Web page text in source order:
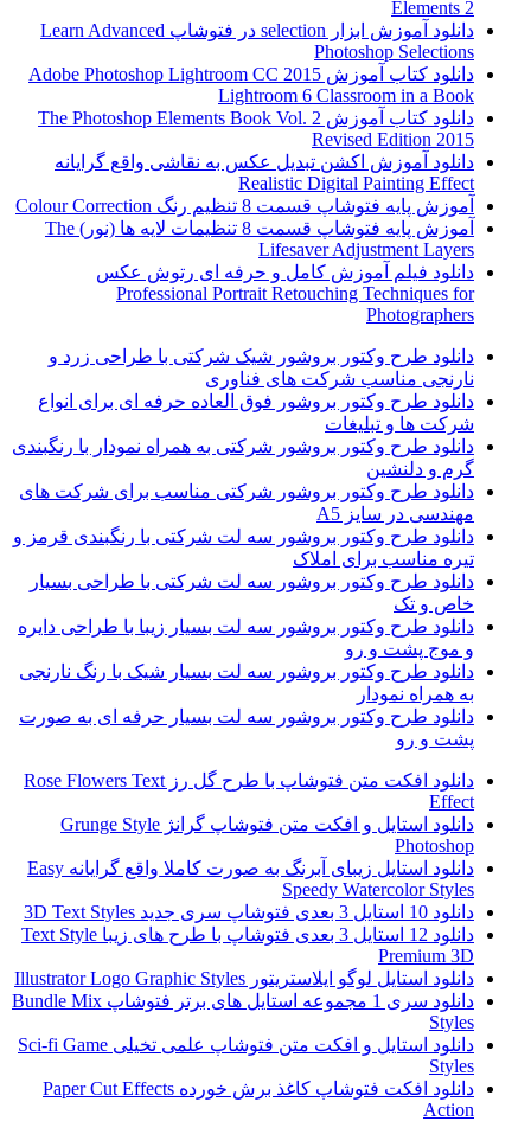
Elements 2
دانلود آموزش ابزار selection در فتوشاپ Learn Advanced
Photoshop Selections
دانلود کتاب آموزش Adobe Photoshop Lightroom CC 2015
Lightroom 6 Classroom in a Book
دانلود کتاب آموزش The Photoshop Elements Book Vol. 2
Revised Edition 2015
دانلود آموزش اکشن تبدیل عکس به نقاشی واقع گرایانه
Realistic Digital Painting Effect
آموزش پایه فتوشاپ قسمت 8 تنظیم رنگ Colour Correction
آموزش پایه فتوشاپ قسمت 8 تنظیمات لایه ها (نور) The
Lifesaver Adjustment Layers
دانلود فیلم آموزش کامل و حرفه ای رتوش عکس
Professional Portrait Retouching Techniques for
Photographers
دانلود طرح وکتور بروشور شیک شرکتی با طراحی زرد و
نارنجی مناسب شرکت های فناوری
دانلود طرح وکتور بروشور فوق العاده حرفه ای برای انواع
شرکت ها و تبلیغات
دانلود طرح وکتور بروشور شرکتی به همراه نمودار با رنگبندی
گرم و دلنشین
دانلود طرح وکتور بروشور شرکتی مناسب برای شرکت های
مهندسی در سایز A5
دانلود طرح وکتور بروشور سه لت شرکتی با رنگبندی قرمز و
تیره مناسب برای املاک
دانلود طرح وکتور بروشور سه لت شرکتی با طراحی بسیار
خاص و تک
دانلود طرح وکتور بروشور سه لت بسیار زیبا با طراحی دایره
و موج پشت و رو
دانلود طرح وکتور بروشور سه لت بسیار شیک با رنگ نارنجی
به همراه نمودار
دانلود طرح وکتور بروشور سه لت بسیار حرفه ای به صورت
پشت و رو
دانلود افکت متن فتوشاپ با طرح گل رز Rose Flowers Text
Effect
دانلود استایل و افکت متن فتوشاپ گرانژ Grunge Style
Photoshop
دانلود استایل زیبای آبرنگ به صورت کاملا واقع گرایانه Easy
Speedy Watercolor Styles
دانلود 10 استایل 3 بعدی فتوشاپ سری جدید 3D Text Styles
دانلود 12 استایل 3 بعدی فتوشاپ با طرح های زیبا Text Style
Premium 3D
دانلود استایل لوگو ایلاستریتور Illustrator Logo Graphic Styles
دانلود سری 1 مجموعه استایل های برتر فتوشاپ Bundle Mix
Styles
دانلود استایل و افکت متن فتوشاپ علمی تخیلی Sci-fi Game
Styles
دانلود افکت فتوشاپ کاغذ برش خورده Paper Cut Effects
Action